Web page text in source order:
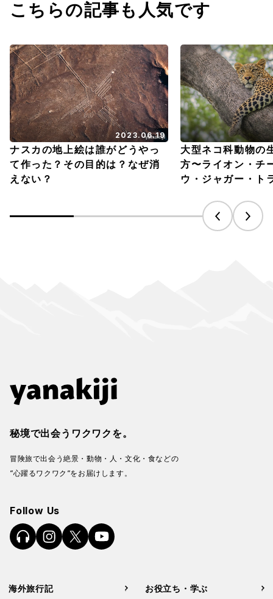
こちらの記事も人気です
2023.06.19
ナスカの地上絵は誰がどうやっ
て作った？その目的は？なぜ消
えない？
大型ネコ科動物の
方〜ライオン・チ
ウ・ジャガー・ト
秘境で出会うワクワクを。
冒険旅で出会う絶景・動物・人・文化・食などの
“心躍るワクワク“をお届けします。
Follow Us
海外旅行記 お役立ち・学ぶ